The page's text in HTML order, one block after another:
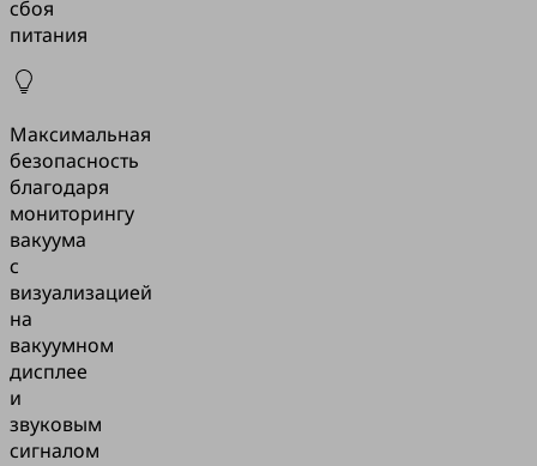
сбоя
питания
Максимальная
безопасность
благодаря
мониторингу
вакуума
с
визуализацией
на
вакуумном
дисплее
и
звуковым
сигналом